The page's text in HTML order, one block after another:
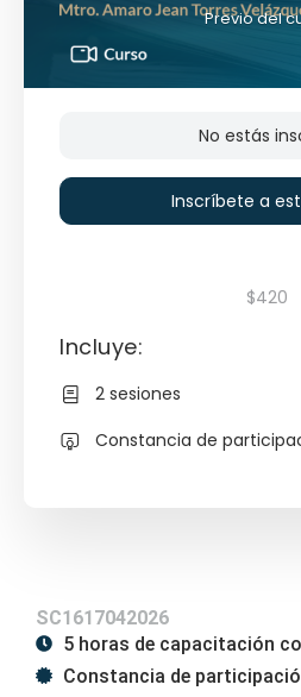
SC1617042026
5 horas de capacitación
Constancia de
Previo del
No estás
Inscríbete a
$420
Incluye:
2 sesiones
Constancia de